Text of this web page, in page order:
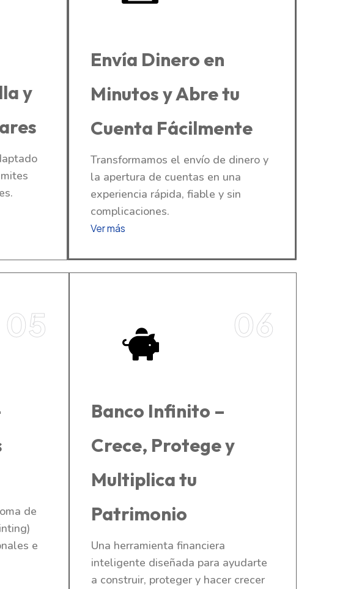
y
Envía Dinero en
Minutos y Abre tu
Cuenta Fácilmente
Transformamos el envío de dinero y
la apertura de cuentas en una
experiencia rápida, fiable y sin
complicaciones.
Ver más
05
de
e
06
Banco Infinito –
Crece, Protege y
Multiplica tu
Patrimonio
Una herramienta financiera
inteligente diseñada para ayudarte
a construir, proteger y hacer crecer